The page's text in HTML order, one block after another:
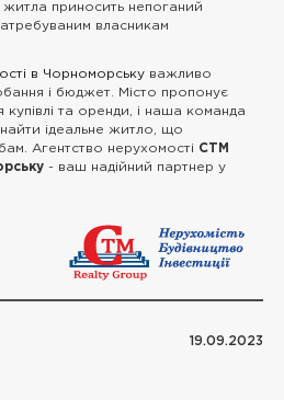
приносить непоганий
власникам
в Чорноморську важливо
і бюджет. Місто пропонує
купівлі та оренди, і наша команда
ідеальне житло, що
Агентство нерухомості CTM
- ваш надійний партнер у
19.09.2023